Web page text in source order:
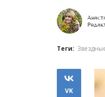
Теги:
VK